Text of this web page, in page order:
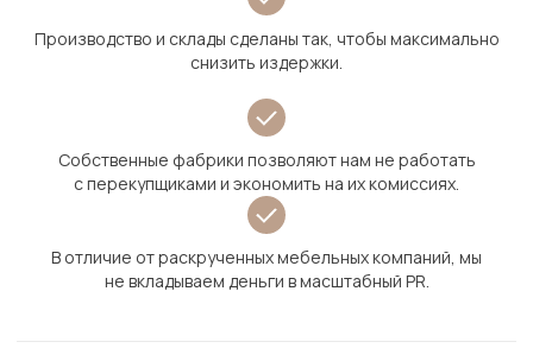
Производство и склады сделаны так, чтобы максимально
снизить издержки.
Собственные фабрики позволяют нам не работать
с перекупщиками и экономить на их комиссиях.
В отличие от раскрученных мебельных компаний, мы
не вкладываем деньги в масштабный PR.